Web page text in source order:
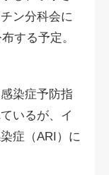
ン分科会に
する予定。
染症予防指
いるが、イ
症（ARI）に